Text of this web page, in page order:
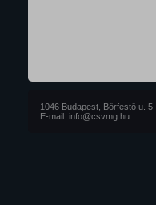
1046 Budapest, Bőrfestő u.
E-mail: info@csvmg.hu